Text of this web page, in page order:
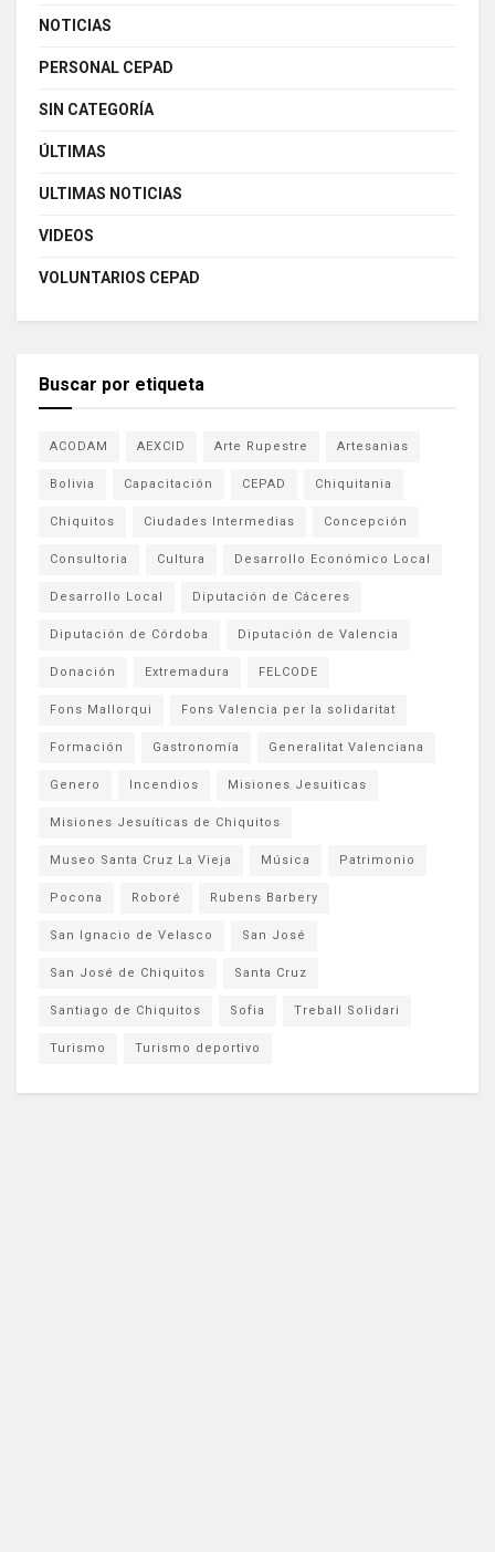
NOTICIAS
PERSONAL CEPAD
SIN CATEGORÍA
ÚLTIMAS
ULTIMAS NOTICIAS
VIDEOS
VOLUNTARIOS CEPAD
Buscar por etiqueta
ACODAM AEXCID Arte Rupestre Artesanias
Bolivia Capacitación CEPAD Chiquitania
Chiquitos Ciudades Intermedias Concepción
Consultoria Cultura Desarrollo Económico Local
Desarrollo Local Diputación de Cáceres
Diputación de Córdoba Diputación de Valencia
Donación Extremadura FELCODE
Fons Mallorqui Fons Valencia per la solidaritat
Formación Gastronomía Generalitat Valenciana
Genero Incendios Misiones Jesuiticas
Misiones Jesuíticas de Chiquitos
Museo Santa Cruz La Vieja Música Patrimonio
Pocona Roboré Rubens Barbery
San Ignacio de Velasco San José
San José de Chiquitos Santa Cruz
Santiago de Chiquitos Sofia Treball Solidari
Turismo Turismo deportivo